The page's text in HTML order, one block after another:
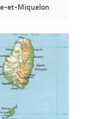
et-Miquelon